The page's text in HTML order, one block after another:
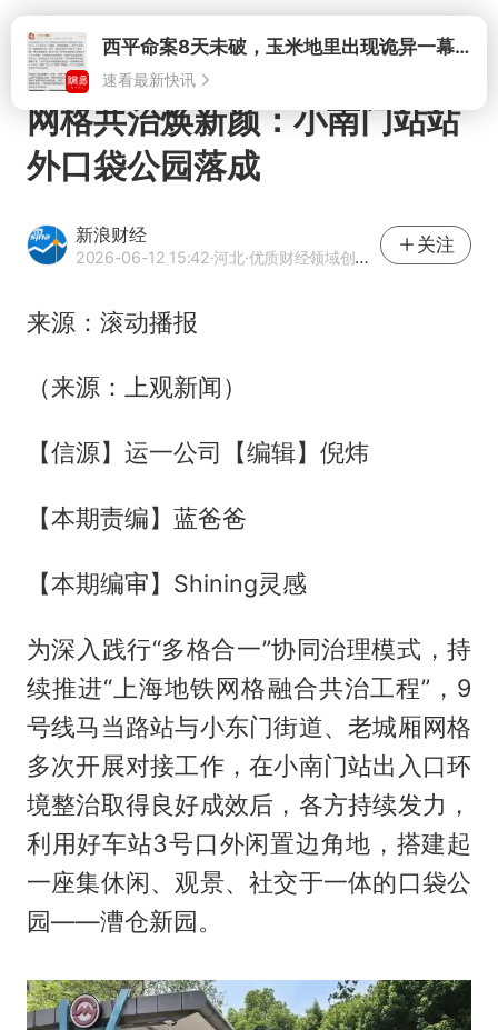
打开
网格共治焕新颜：小南门站站
外口袋公园落成
新浪财经
2026-06-12 15:42·河北·优质财经领域创作者
关注
来源：滚动播报
（来源：上观新闻）
【信源】运一公司【编辑】倪炜
【本期责编】蓝爸爸
【本期编审】Shining灵感
为深入践行“多格合一”协同治理模式，持
续推进“上海地铁网格融合共治工程”，9
号线马当路站与小东门街道、老城厢网格
多次开展对接工作，在小南门站出入口环
境整治取得良好成效后，各方持续发力，
利用好车站3号口外闲置边角地，搭建起
一座集休闲、观景、社交于一体的口袋公
园——漕仓新园。